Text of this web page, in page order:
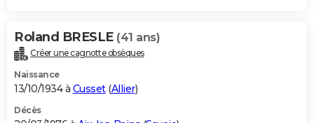
Roland BRESLE (41 ans)
Créer une cagnotte obsèques
Naissance
13/10/1934 à Cusset(Allier)
Décès